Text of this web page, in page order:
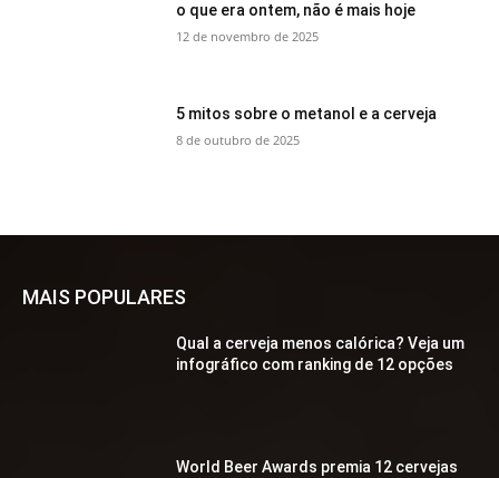
o que era ontem, não é mais hoje
12 de novembro de 2025
5 mitos sobre o metanol e a cerveja
8 de outubro de 2025
MAIS POPULARES
Qual a cerveja menos calórica? Veja um
infográfico com ranking de 12 opções
World Beer Awards premia 12 cervejas